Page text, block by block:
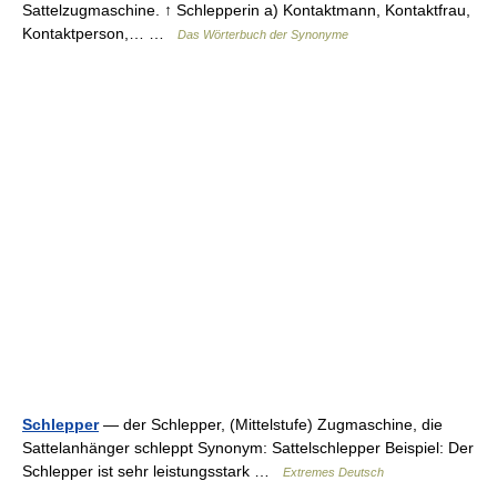
Sattelzugmaschine. ↑ Schlepperin a) Kontaktmann, Kontaktfrau,
Kontaktperson,… …
Das Wörterbuch der Synonyme
Schlepper— der Schlepper, (Mittelstufe) Zugmaschine, die
Sattelanhänger schleppt Synonym: Sattelschlepper Beispiel: Der
Schlepper ist sehr leistungsstark …
Extremes Deutsch